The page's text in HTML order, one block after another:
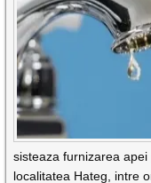
sisteaza furnizarea
localitatea Hateg, intre